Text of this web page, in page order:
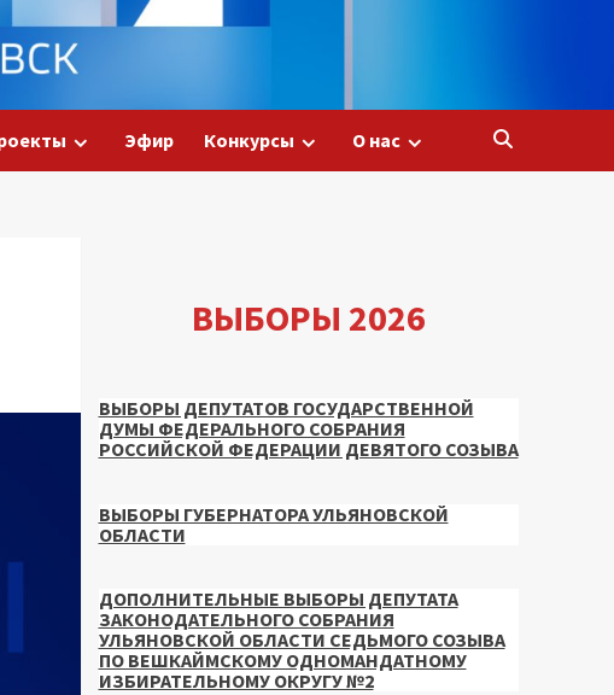
Эфир Конкурсы О нас
ВЫБОРЫ 2026
ВЫБОРЫ ДЕПУТАТОВ ГОСУДАРСТВЕННОЙ
ДУМЫ ФЕДЕРАЛЬНОГО СОБРАНИЯ
РОССИЙСКОЙ ФЕДЕРАЦИИ ДЕВЯТОГО СОЗЫВА
ВЫБОРЫ ГУБЕРНАТОРА УЛЬЯНОВСКОЙ
ОБЛАСТИ
ДОПОЛНИТЕЛЬНЫЕ ВЫБОРЫ ДЕПУТАТА
ЗАКОНОДАТЕЛЬНОГО СОБРАНИЯ
УЛЬЯНОВСКОЙ ОБЛАСТИ СЕДЬМОГО СОЗЫВА
ПО ВЕШКАЙМСКОМУ ОДНОМАНДАТНОМУ
ИЗБИРАТЕЛЬНОМУ ОКРУГУ №2